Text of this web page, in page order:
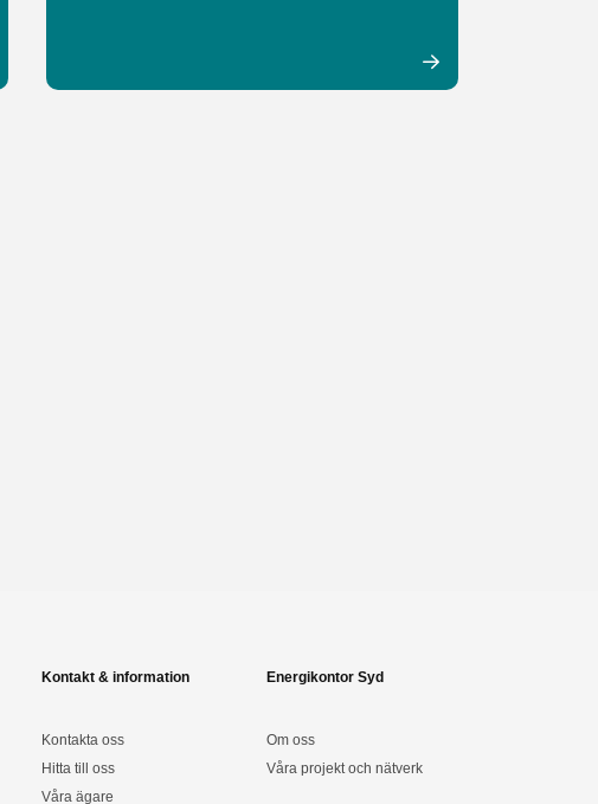
Kontakt & information
Kontakta oss
Hitta till oss
Våra ägare
Energikontor Syd
Om oss
Våra projekt och nätverk